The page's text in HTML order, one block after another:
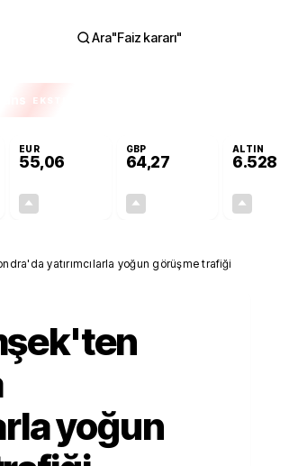
Ara"Faiz kararı"
EKSTRA
EUR
55,06
GBP
64,27
ALTIN
6.528
yatırımcılarla yoğun görüşme trafiği
yoğun